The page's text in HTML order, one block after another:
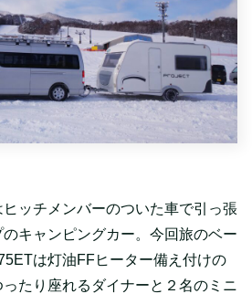
ヒッチメンバーのついた車で引っ張
キャンピングカー。今回旅のベー
は灯油FFヒーター備え付けの
たり座れるダイナーと２名のミニ